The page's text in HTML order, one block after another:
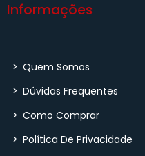
Informações
> Quem Somos
> Dúvidas Frequentes
> Como Comprar
> Política De Privacidade